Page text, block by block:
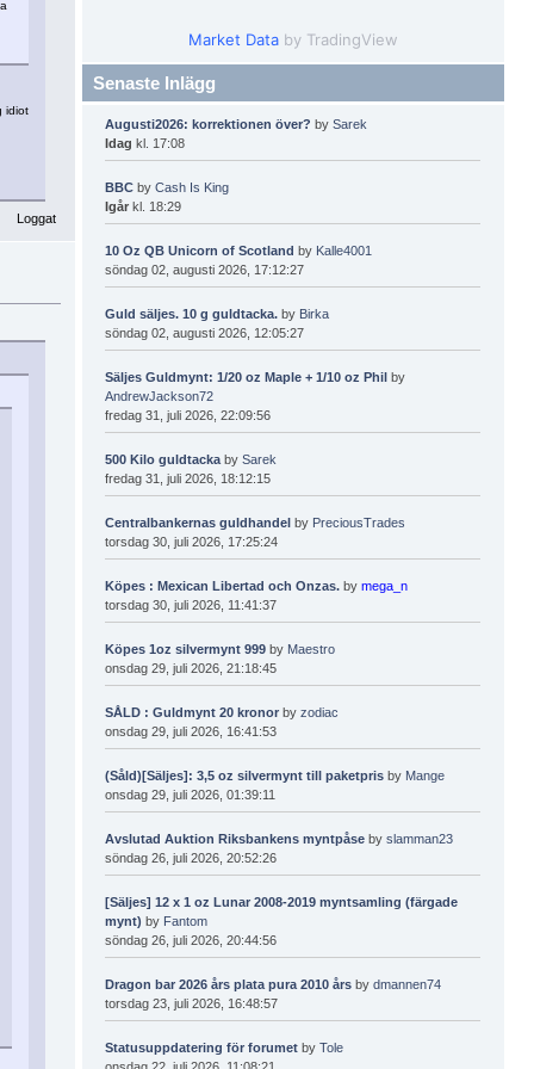
idiot
Loggat
Market Data by TradingView
Senaste Inlägg
Augusti2026: korrektionen över? bySarek
Idag kl. 17:08
BBC byCash Is King
Igår kl. 18:29
10 Oz QB Unicorn of Scotland by Kalle4001
söndag 02, augusti 2026, 17:12:27
Guld säljes. 10 g guldtacka. by Birka
söndag 02, augusti 2026, 12:05:27
Säljes Guldmynt: 1/20 oz Maple + 1/10 oz Phil by
AndrewJackson72
fredag 31, juli 2026, 22:09:56
500 Kilo guldtacka bySarek
fredag 31, juli 2026, 18:12:15
Centralbankernas guldhandel by PreciousTrades
torsdag 30, juli 2026, 17:25:24
Köpes : Mexican Libertad och Onzas. bymega_n
torsdag 30, juli 2026, 11:41:37
Köpes 1oz silvermynt 999 by Maestro
onsdag 29, juli 2026, 21:18:45
SÅLD : Guldmynt 20 kronorbyzodiac
onsdag 29, juli 2026, 16:41:53
(Såld)[Säljes]: 3,5 oz silvermynt till paketpris by Mange
onsdag 29, juli 2026, 01:39:11
Avslutad Auktion Riksbankens myntpåse byslamman23
söndag 26, juli 2026, 20:52:26
[Säljes] 12 x 1 oz Lunar 2008-2019 myntsamling (färgade
mynt) by Fantom
söndag 26, juli 2026, 20:44:56
Dragon bar 2026 års plata pura 2010 års bydmannen74
torsdag 23, juli 2026, 16:48:57
Statusuppdatering för forumet byTole